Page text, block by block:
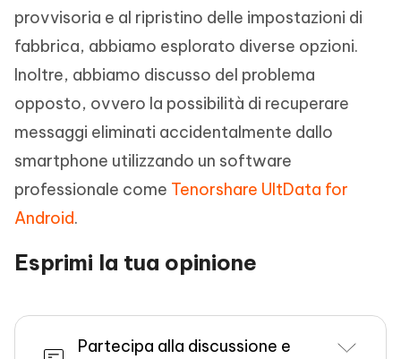
provvisoria e al ripristino delle impostazioni di
fabbrica, abbiamo esplorato diverse opzioni.
Inoltre, abbiamo discusso del problema
opposto, ovvero la possibilità di recuperare
messaggi eliminati accidentalmente dallo
smartphone utilizzando un software
professionale come Tenorshare UltData for
Android.
Esprimi la tua opinione
Partecipa alla discussione e